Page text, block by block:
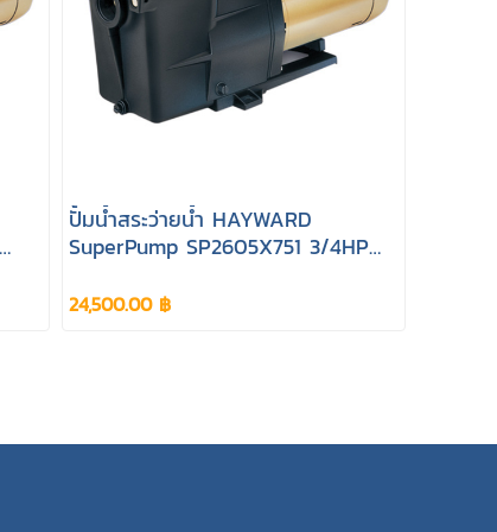
ปั้มน้ำสระว่ายน้ำ HAYWARD
SuperPump SP2605X751 3/4HP
24,500.00 ฿